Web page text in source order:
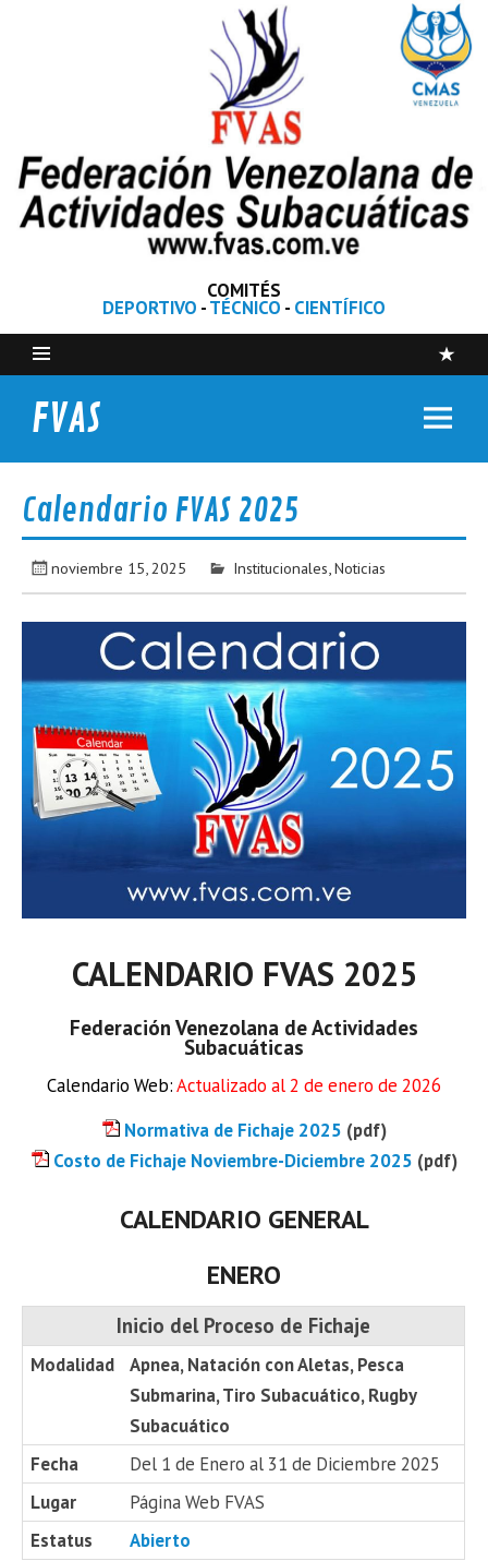
COMITÉS
DEPORTIVO -TÉCNICO - CIENTÍFICO
FVAS
Calendario FVAS 2025
noviembre 15, 2025 Institucionales Noticias
CALENDARIO FVAS 2025
Federación Venezolana de Actividades
Subacuáticas
Calendario Web:Actualizado al 2 de enero de 2026
Normativa de Fichaje 2025 (pdf)
Costo de Fichaje Noviembre-Diciembre 2025 (pdf)
CALENDARIO GENERAL
ENERO
Inicio del Proceso de Fichaje
Modalidad
Apnea, Natación con Aletas, Pesca
Submarina, Tiro Subacuático, Rugby
Subacuático
Fecha
Del 1 de Enero al 31 de Diciembre 2025
Lugar
Página Web FVAS
Estatus
Abierto